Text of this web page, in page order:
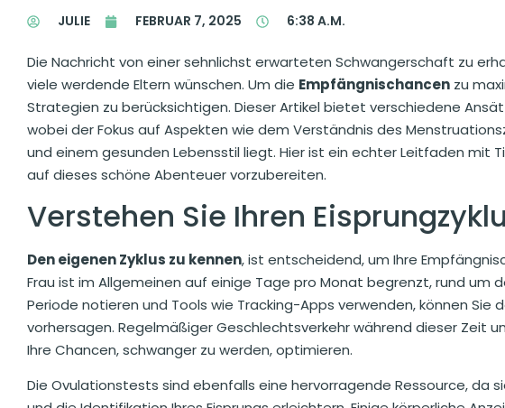
JULIE FEBRUAR 7, 2025 6:38 A.M.
Die Nachricht von einer sehnlichst erwarteten Schwangerschaft zu
viele werdende Eltern wünschen. Um die Empfängnischancen zu
Strategien zu berücksichtigen. Dieser Artikel bietet verschiedene
wobei der Fokus auf Aspekten wie dem Verständnis des
und einem gesunden Lebensstil liegt. Hier ist ein echter Leitfaden mit
auf dieses schöne Abenteuer vorzubereiten.
Verstehen Sie Ihren
Den eigenen Zyklus zu kennen, ist entscheidend, um Ihre
Frau ist im Allgemeinen auf einige Tage pro Monat begrenzt, rund um
Periode notieren und Tools wie Tracking-Apps verwenden, können Sie
vorhersagen. Regelmäßiger Geschlechtsverkehr während dieser Zeit
Ihre Chancen, schwanger zu werden, optimieren.
Die Ovulationstests sind ebenfalls eine hervorragende Ressource, da